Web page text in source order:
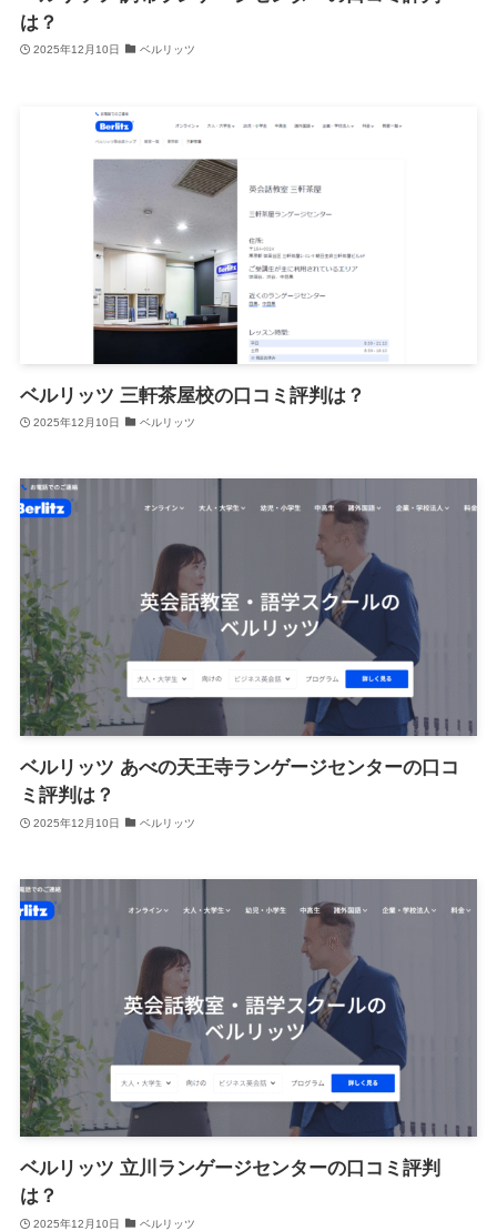
は？
2025年12月10日 ベルリッツ
ベルリッツ 三軒茶屋校の口コミ評判は？
2025年12月10日 ベルリッツ
ベルリッツ あべの天王寺ランゲージセンターの口コ
ミ評判は？
2025年12月10日 ベルリッツ
ベルリッツ 立川ランゲージセンターの口コミ評判
は？
2025年12月10日 ベルリッツ